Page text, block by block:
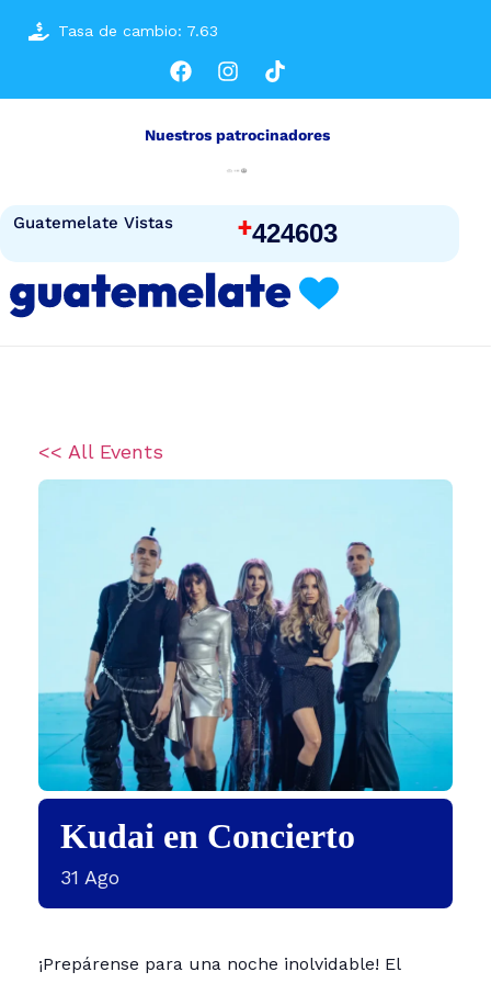
Tasa de cambio: 7.63
Guatemelate Vistas +424603
Nuestros patrocinadores
<< All Events
Kudai en Concierto
31 Ago
¡Prepárense para una noche inolvidable! El